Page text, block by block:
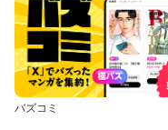
バズコミ